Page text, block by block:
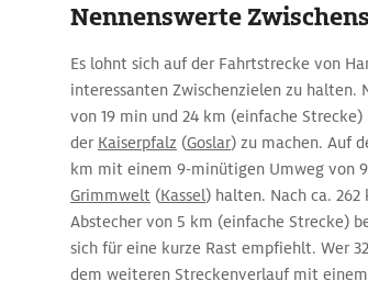
Nennenswerte
Es lohnt sich auf der Fahrtstrecke von
interessanten Zwischenzielen zu
von 19 min und 24 km (einfache
der Kaiserpfalz (Goslar) zu machen. Auf
km mit einem 9-minütigen Umweg von
Grimmwelt (Kassel) halten. Nach ca.
Abstecher von 5 km (einfache Strecke)
sich für eine kurze Rast empfiehlt. Wer
dem weiteren Streckenverlauf mit